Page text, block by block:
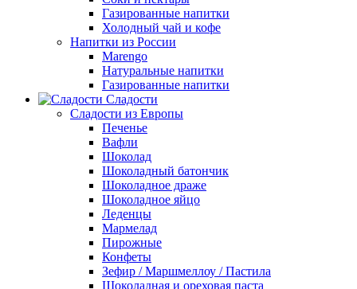
Газированные напитки
Холодный чай и кофе
Напитки из России
Marengo
Натуральные напитки
Газированные напитки
Сладости
Сладости из Европы
Печенье
Вафли
Шоколад
Шоколадный батончик
Шоколадное драже
Шоколадное яйцо
Леденцы
Мармелад
Пирожные
Конфеты
Зефир / Маршмеллоу / Пастила
Шоколадная и ореховая паста